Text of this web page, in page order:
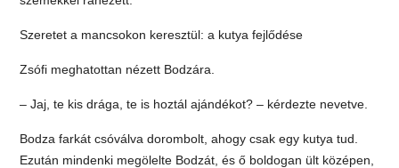
Szeretet a mancsokon keresztül: a kutya fejlődése
Zsófi meghatottan nézett Bodzára.
– Jaj, te kis drága, te is hoztál ajándékot? – kérdezte nevetve.
Bodza farkát csóválva dorombolt, ahogy csak egy kutya tud.
Ezután mindenki megölelte Bodzát, és ő boldogan ült középen,